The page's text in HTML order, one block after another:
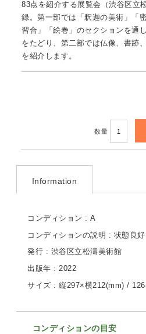
83点を紹介する展覧会（渋谷区立
録。第一部では「釈迦の美術」「
習合」「絵巻」のセクションを通
をたどり、第二部では仏像、書跡
を紹介します。
数量
Information
コンディション : A
コンディションの説明 : 状態良好
発行 : 渋谷区立松濤美術館
出版年 : 2022
サイズ : 縦297×横212(mm) / 126
コンディションの目安